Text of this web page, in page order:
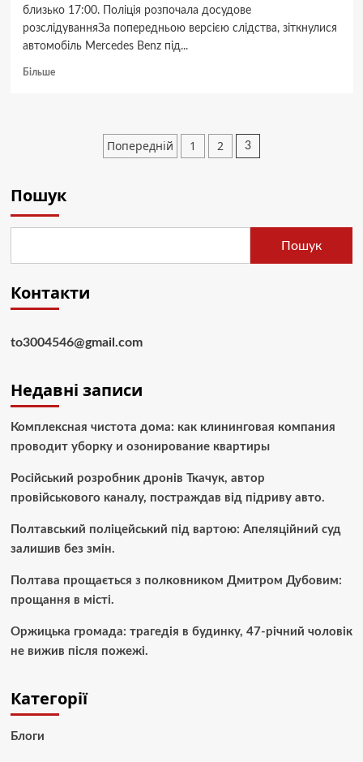
близько 17:00. Поліція розпочала досудове
розслідуванняЗа попередньою версією слідства, зіткнулися
автомобіль Mercedes Benz під...
БільшеДокладніше
—
Пагінація
Попередній 1 2 3
Пошук
Пошук
Контакти
to3004546@gmail.com
Недавні записи
Комплексная чистота дома: как клининговая компания
проводит уборку и озонирование квартиры
Російський розробник дронів Ткачук, автор
провійськового каналу, постраждав від підриву авто.
Полтавський поліцейський під вартою: Апеляційний суд
залишив без змін.
Полтава прощається з полковником Дмитром Дубовим:
прощання в місті.
Оржицька громада: трагедія в будинку, 47-річний чоловік
не вижив після пожежі.
Категорії
Блоги